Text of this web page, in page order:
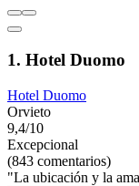
1. Hotel Duomo
Hotel Duomo
Orvieto
9,4/10
Excepcional
(843 comentarios)
"La ubicación y la